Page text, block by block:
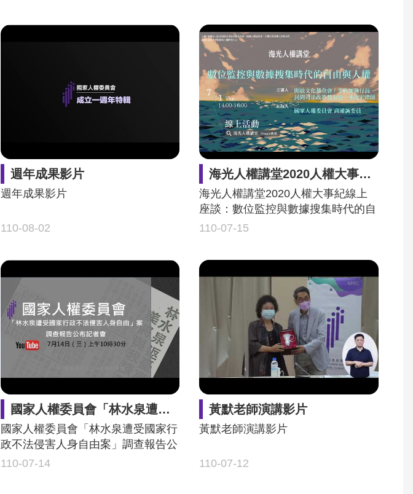
週年成果影片
110-08-02
週年成果影片
海光人權講堂2020人權大事紀線上座談：數位監控與數據搜集時代的自由與人權
110-07-15
海光人權講堂2020人權大事紀線上
座談：數位監控與數據搜集時代的自
由與人權
國家人權委員會「林水泉遭受國家行政不法侵害人身自由案」調查報告公布記者會
110-07-14
國家人權委員會「林水泉遭受國家行
政不法侵害人身自由案」調查報告公
布記者會
黃默老師演講影片
110-07-12
黃默老師演講影片